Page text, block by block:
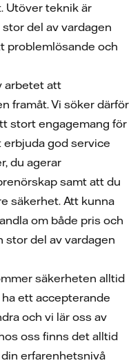
Utöver teknik är
del av vardagen
problemlösande och
arbetet att
framåt. Vi söker därför
stort engagemang för
erbjuda god service
du agerar
samt att du
säkerhet. Att kunna
om både pris och
stor del av vardagen
säkerheten alltid
ett accepterande
och vi lär oss av
oss finns det alltid
erfarenhetsnivå